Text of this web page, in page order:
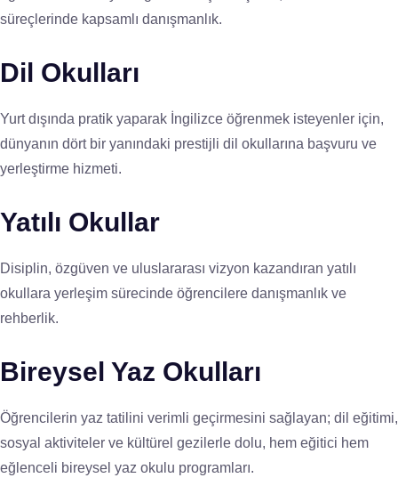
süreçlerinde kapsamlı danışmanlık.
Dil Okulları
Yurt dışında pratik yaparak İngilizce öğrenmek isteyenler için,
dünyanın dört bir yanındaki prestijli dil okullarına başvuru ve
yerleştirme hizmeti.
Yatılı Okullar
Disiplin, özgüven ve uluslararası vizyon kazandıran yatılı
okullara yerleşim sürecinde öğrencilere danışmanlık ve
rehberlik.
Bireysel Yaz Okulları
Öğrencilerin yaz tatilini verimli geçirmesini sağlayan; dil eğitimi,
sosyal aktiviteler ve kültürel gezilerle dolu, hem eğitici hem
eğlenceli bireysel yaz okulu programları.